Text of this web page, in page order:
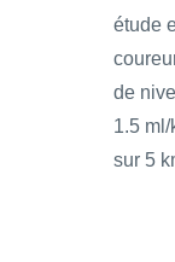
étude
de
1.5
sur 5